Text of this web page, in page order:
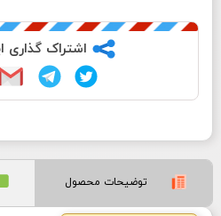
اشتراک
توضیحات محصول